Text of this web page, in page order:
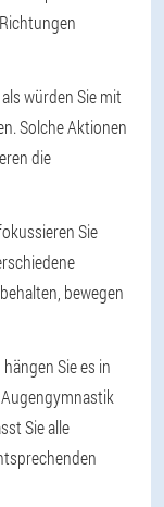
würden Sie mit
Solche Aktionen
die
Sie
bewegen
Sie es in
Sie alle